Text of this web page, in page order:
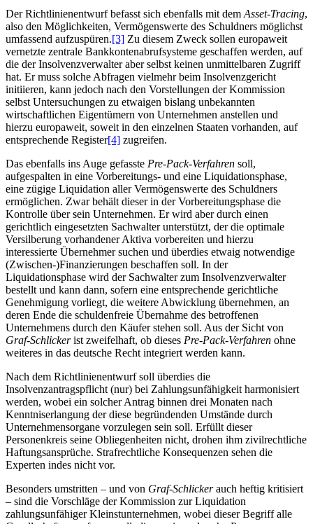
Der Richtlinienentwurf befasst sich ebenfalls mit dem Asset-Tracing,
also den Möglichkeiten, Vermögenswerte des Schuldners möglichst
umfassend aufzuspüren.[3] Zu diesem Zweck sollen europaweit
vernetzte zentrale Bankkontenabrufsysteme geschaffen werden, auf
die der Insolvenzverwalter aber selbst keinen unmittelbaren Zugriff
hat. Er muss solche Abfragen vielmehr beim Insolvenzgericht
initiieren, kann jedoch nach den Vorstellungen der Kommission
selbst Untersuchungen zu etwaigen bislang unbekannten
wirtschaftlichen Eigentümern von Unternehmen anstellen und
hierzu europaweit, soweit in den einzelnen Staaten vorhanden, auf
entsprechende Register[4] zugreifen.
Das ebenfalls ins Auge gefasste Pre-Pack-Verfahren soll,
aufgespalten in eine Vorbereitungs- und eine Liquidationsphase,
eine zügige Liquidation aller Vermögenswerte des Schuldners
ermöglichen. Zwar behält dieser in der Vorbereitungsphase die
Kontrolle über sein Unternehmen. Er wird aber durch einen
gerichtlich eingesetzten Sachwalter unterstützt, der die optimale
Versilberung vorhandener Aktiva vorbereiten und hierzu
interessierte Übernehmer suchen und überdies etwaig notwendige
(Zwischen-)Finanzierungen beschaffen soll. In der
Liquidationsphase wird der Sachwalter zum Insolvenzverwalter
bestellt und kann dann, sofern eine entsprechende gerichtliche
Genehmigung vorliegt, die weitere Abwicklung übernehmen, an
deren Ende die schuldenfreie Übernahme des betroffenen
Unternehmens durch den Käufer stehen soll. Aus der Sicht von
Graf-Schlickerist zweifelhaft, ob dieses Pre-Pack-Verfahren ohne
weiteres in das deutsche Recht integriert werden kann.
Nach dem Richtlinienentwurf soll überdies die
Insolvenzantragspflicht (nur) bei Zahlungsunfähigkeit harmonisiert
werden, wobei ein solcher Antrag binnen drei Monaten nach
Kenntniserlangung der diese begründenden Umstände durch
Unternehmensorgane vorzulegen sein soll. Erfüllt dieser
Personenkreis seine Obliegenheiten nicht, drohen ihm zivilrechtliche
Haftungsansprüche. Strafrechtliche Konsequenzen sehen die
Experten indes nicht vor.
Besonders umstritten – und von Graf-Schlickerauch heftig kritisiert
– sind die Vorschläge der Kommission zur Liquidation
zahlungsunfähiger Kleinstunternehmen, wobei dieser Begriff alle